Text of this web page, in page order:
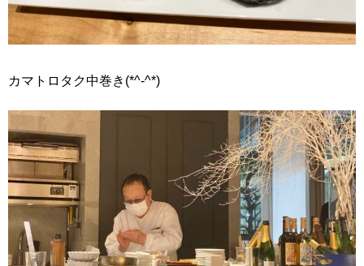
カマトロタク中巻き(*^-^*)